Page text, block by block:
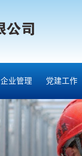
企业管理 党建工作